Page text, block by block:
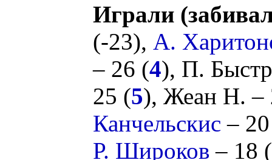
Играли
(-23), А.
– 26 (4), П.
25 (5), Жеан Н. –
Канчельскис –
Р. Широков – 18 (